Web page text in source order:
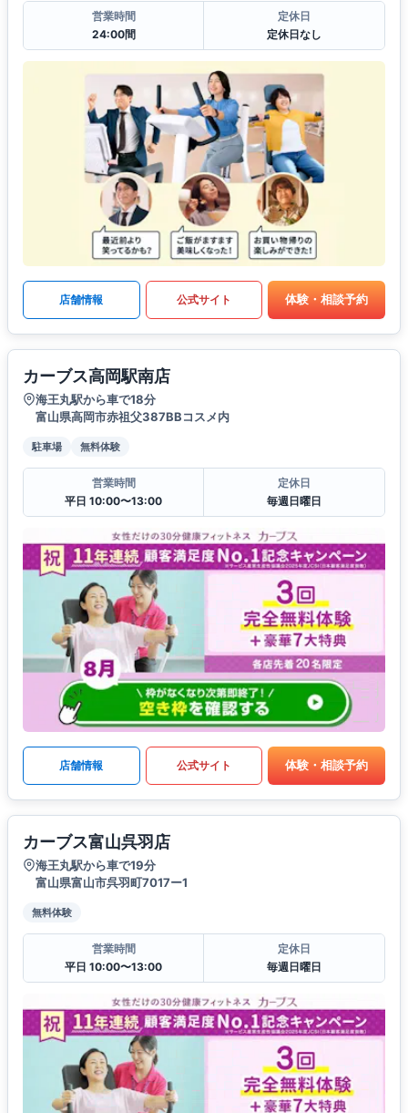
営業時間
24:00間
定休日
定休日なし
店舗情報 公式サイト 体験・相談予約
カーブス高岡駅南店
海王丸駅から車で18分
富山県高岡市赤祖父387BBコスメ内
駐車場 無料体験
営業時間
平日 10:00〜13:00
定休日
毎週日曜日
店舗情報 公式サイト 体験・相談予約
カーブス富山呉羽店
海王丸駅から車で19分
富山県富山市呉羽町7017ー1
無料体験
営業時間
平日 10:00〜13:00
定休日
毎週日曜日